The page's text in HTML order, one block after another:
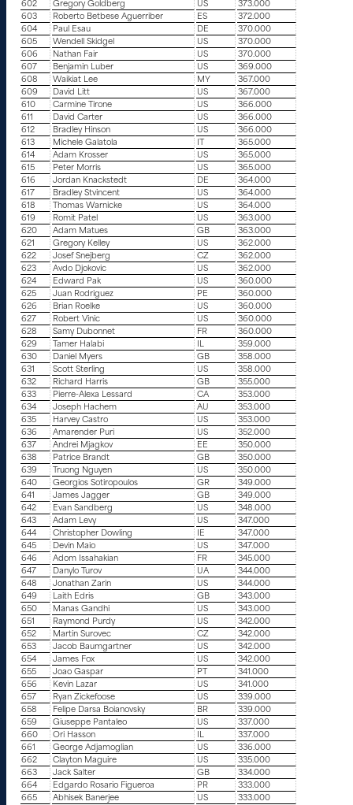
602
Gregory Goldberg US
373.000
603
Roberto Betbese Aguerriber ES
372.000
604
Paul Esau DE
370.000
605
Wendell Skidgel US
370.000
606
Nathan Fair US
370.000
607
Benjamin Luber US
369.000
608
Waikiat Lee MY
367.000
609
David Litt US
367.000
610
Carmine Tirone US
366.000
611
David Carter US
366.000
612
Bradley Hinson US
366.000
613
Michele Galatola
365.000
614
Adam Krosser US
365.000
615
Peter Morris US
365.000
616
Jordan Knackstedt DE
364.000
617
Bradley Stvincent US
364.000
618
Thomas Warnicke US
364.000
619
Romit Patel US
363.000
620
Adam Matues GB
363.000
621
Gregory Kelley US
362.000
622
Josef Snejberg CZ
362.000
623
Avdo Djokovic US
362.000
624
Edward Pak US
360.000
625
Juan Rodriguez PE
360.000
626
Brian Roelke US
360.000
627
Robert Vinic US
360.000
628
Samy Dubonnet FR
360.000
629
Tamer Halabi IL
359.000
630
Daniel Myers GB
358.000
631
Scott Sterling US
358.000
632
Richard Harris GB
355.000
633
Pierre-Alexa Lessard CA
353.000
634
Joseph Hachem AU
353.000
635
Harvey Castro US
353.000
636
Amarender Puri US
352.000
637
Andrei Mjagkov EE
350.000
638
Patrice Brandt GB
350.000
639
Truong Nguyen US
350.000
640
Georgios Sotiropoulos GR
349.000
641
James Jagger GB
349.000
642
Evan Sandberg US
348.000
643
Adam Levy US
347.000
644
Christopher Dowling IE
347.000
645
Devin Maio US
347.000
646
Adom Issahakian FR
345.000
647
Danylo Turov UA
344.000
648
Jonathan Zarin US
344.000
649
Laith Edris GB
343.000
650
Manas Gandhi US
343.000
651
Raymond Purdy US
342.000
652
Martin Surovec CZ
342.000
653
Jacob Baumgartner US
342.000
654
James Fox US
342.000
655
Joao Gaspar PT
341.000
656
Kevin Lazar US
341.000
657
Ryan Zickefoose US
339.000
658
Felipe Darsa Boianovsky BR
339.000
659
Giuseppe Pantaleo US
337.000
660
Ori Hasson IL
337.000
661
George Adjamoglian US
336.000
662
Clayton Maguire US
335.000
663
Jack Salter GB
334.000
664
Edgardo Rosario Figueroa PR
333.000
665
Abhisek Banerjee US
333.000